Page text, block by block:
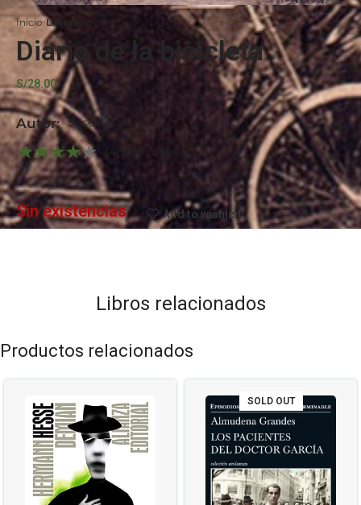
Inicio Literatura
Diario de la bicicleta
S/28.00
Autor: Soseki Natsume
(4) opiniones
Sin existencias Add to wishlist
Libros relacionados
Productos relacionados
SOLD OUT